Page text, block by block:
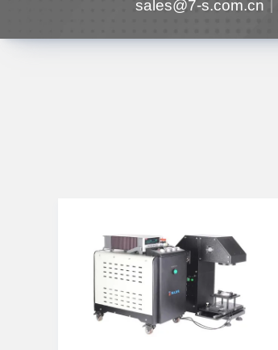
sales@7-s.com.cn